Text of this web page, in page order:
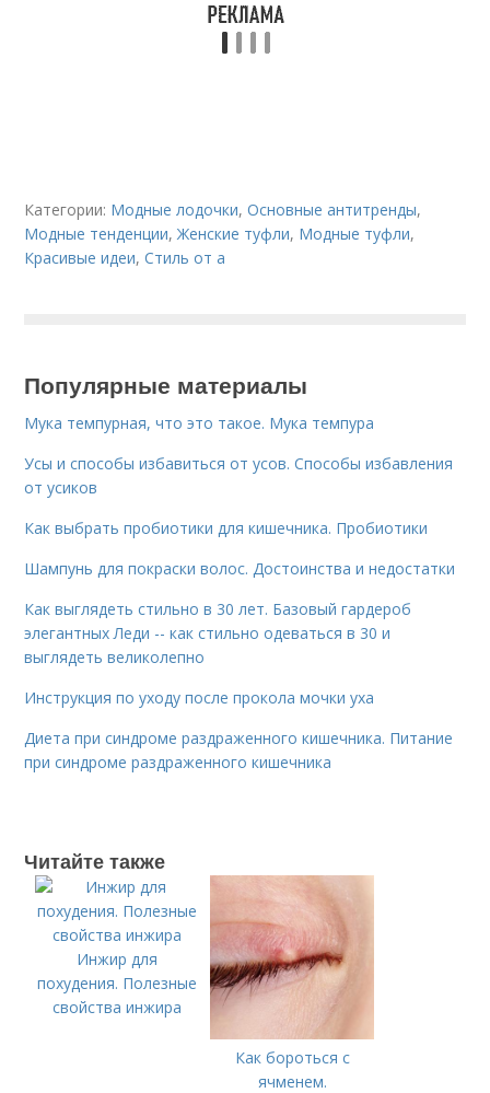
Категории: Модные лодочки,Основные антитренды,
Модные тенденции,Женские туфли, Модные туфли,
Красивые идеи,Стиль от а
Популярные материалы
Мука темпурная, что это такое. Мука темпура
Усы и способы избавиться от усов. Способы избавления
от усиков
Как выбрать пробиотики для кишечника. Пробиотики
Шампунь для покраски волос. Достоинства и недостатки
Как выглядеть стильно в 30 лет. Базовый гардероб
элегантных Леди -- как стильно одеваться в 30 и
выглядеть великолепно
Инструкция по уходу после прокола мочки уха
Диета при синдроме раздраженного кишечника. Питание
при синдроме раздраженного кишечника
Читайте также
Инжир для
похудения. Полезные
свойства инжира
Как бороться с
ячменем.